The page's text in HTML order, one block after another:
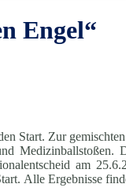
Engel“
Start. Zur
am
Alle Ergebnisse